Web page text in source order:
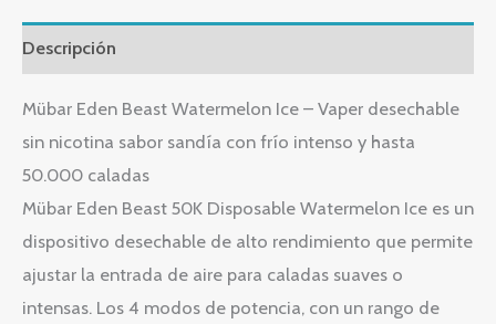
Descripción
Mübar Eden Beast Watermelon Ice – Vaper desechable
sin nicotina sabor sandía con frío intenso y hasta
50.000 caladas
Mübar Eden Beast 50K Disposable Watermelon Ice es un
dispositivo desechable de alto rendimiento que permite
ajustar la entrada de aire para caladas suaves o
intensas. Los 4 modos de potencia, con un rango de